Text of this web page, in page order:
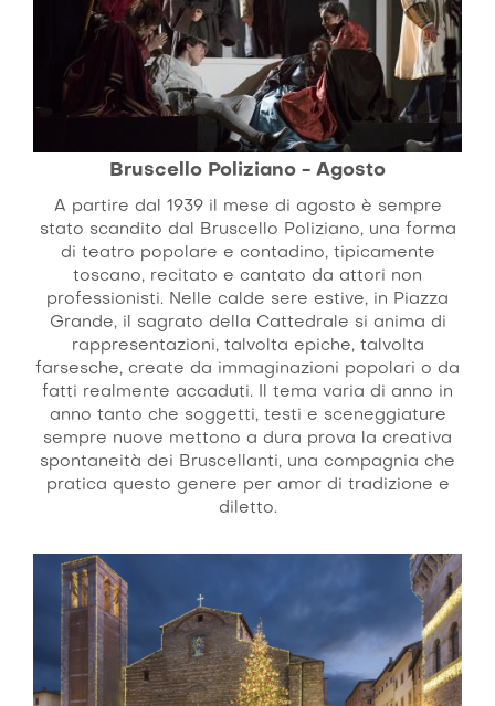
Bruscello Poliziano - Agosto
A partire dal 1939 il mese di agosto è sempre
stato scandito dal Bruscello Poliziano, una forma
di teatro popolare e contadino, tipicamente
toscano, recitato e cantato da attori non
professionisti. Nelle calde sere estive, in Piazza
Grande, il sagrato della Cattedrale si anima di
rappresentazioni, talvolta epiche, talvolta
farsesche, create da immaginazioni popolari o da
fatti realmente accaduti. Il tema varia di anno in
anno tanto che soggetti, testi e sceneggiature
sempre nuove mettono a dura prova la creativa
spontaneità dei Bruscellanti, una compagnia che
pratica questo genere per amor di tradizione e
diletto.